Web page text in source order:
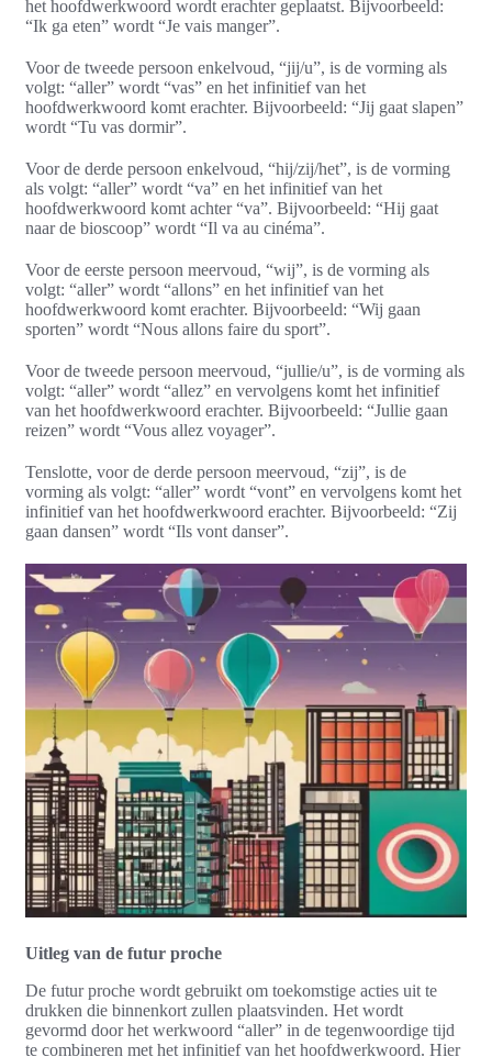
het hoofdwerkwoord wordt erachter geplaatst. Bijvoorbeeld:
“Ik ga eten” wordt “Je vais manger”.
Voor de tweede persoon enkelvoud, “jij/u”, is de vorming als
volgt: “aller” wordt “vas” en het infinitief van het
hoofdwerkwoord komt erachter. Bijvoorbeeld: “Jij gaat slapen”
wordt “Tu vas dormir”.
Voor de derde persoon enkelvoud, “hij/zij/het”, is de vorming
als volgt: “aller” wordt “va” en het infinitief van het
hoofdwerkwoord komt achter “va”. Bijvoorbeeld: “Hij gaat
naar de bioscoop” wordt “Il va au cinéma”.
Voor de eerste persoon meervoud, “wij”, is de vorming als
volgt: “aller” wordt “allons” en het infinitief van het
hoofdwerkwoord komt erachter. Bijvoorbeeld: “Wij gaan
sporten” wordt “Nous allons faire du sport”.
Voor de tweede persoon meervoud, “jullie/u”, is de vorming als
volgt: “aller” wordt “allez” en vervolgens komt het infinitief
van het hoofdwerkwoord erachter. Bijvoorbeeld: “Jullie gaan
reizen” wordt “Vous allez voyager”.
Tenslotte, voor de derde persoon meervoud, “zij”, is de
vorming als volgt: “aller” wordt “vont” en vervolgens komt het
infinitief van het hoofdwerkwoord erachter. Bijvoorbeeld: “Zij
gaan dansen” wordt “Ils vont danser”.
Uitleg van de futur proche
De futur proche wordt gebruikt om toekomstige acties uit te
drukken die binnenkort zullen plaatsvinden. Het wordt
gevormd door het werkwoord “aller” in de tegenwoordige tijd
te combineren met het infinitief van het hoofdwerkwoord. Hier